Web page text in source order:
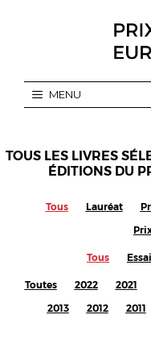
MENU
TOUS LES LIVRES
ÉDITIONS DU
Tous Lauréat
Tous
Toutes 2022 2021
2013
2012 2011